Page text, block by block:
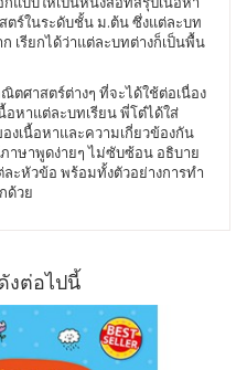
ตร์ในระดับชั้น ม.ต้น ซึ่งแต่ละบท
เรียกได้ว่าแต่ละบทต่างก็เป็นพื้น
ตศาสตร์ต่างๆ ที่จะได้ใช้ต่อเนื่อง
หาแต่ละบทเรียน พี่โต๋ได้ใส่
งเนื้อหาและความเกี่ยวข้องกัน
าษาพูดง่ายๆ ไม่ซับซ้อน อธิบาย
ะหัวข้อ พร้อมทั้งตัวอย่างการทำ
ด้วย
งต่อไปนี้